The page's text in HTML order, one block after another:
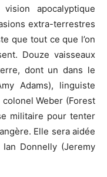
apocalyptique
extra-terrestres
que tout ce que l’on
Douze vaisseaux
dont un dans le
Adams), linguiste
Weber (Forest
militaire pour tenter
Elle sera aidée
Donnelly (Jeremy